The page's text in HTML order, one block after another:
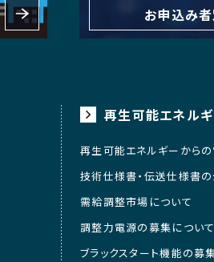
お申込み
再生可能エネルギ
再生可能エネルギーから
技術仕様書・伝送仕様書
需給調整市場について
調整力電源の募集について
ブラックスタート機能の募